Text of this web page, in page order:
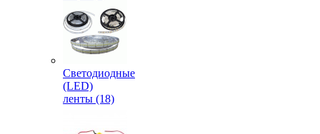
Светодиодные
(LED)
ленты (18)